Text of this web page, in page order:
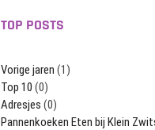
TOP POSTS
Vorige jaren (1)
Top 10 (0)
Adresjes (0)
Pannenkoeken Eten bij Klein